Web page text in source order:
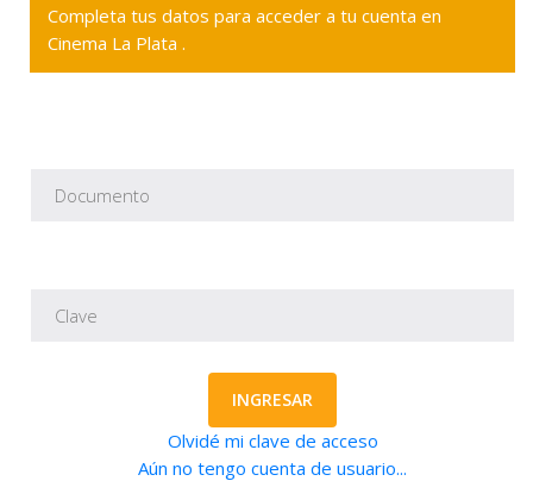
Completa tus datos para acceder a tu cuenta en
Cinema La Plata .
INGRESAR
Olvidé mi clave de acceso
Aún no tengo cuenta de usuario...